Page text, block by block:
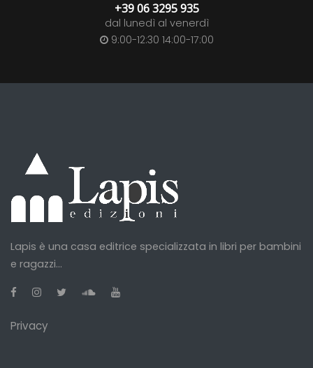
+39 06 3295 935
dal lunedì al venerdì
9:00-12:30 14:00-17:00
Lapis è una casa editrice specializzata in libri per bambini
e ragazzi...
Privacy